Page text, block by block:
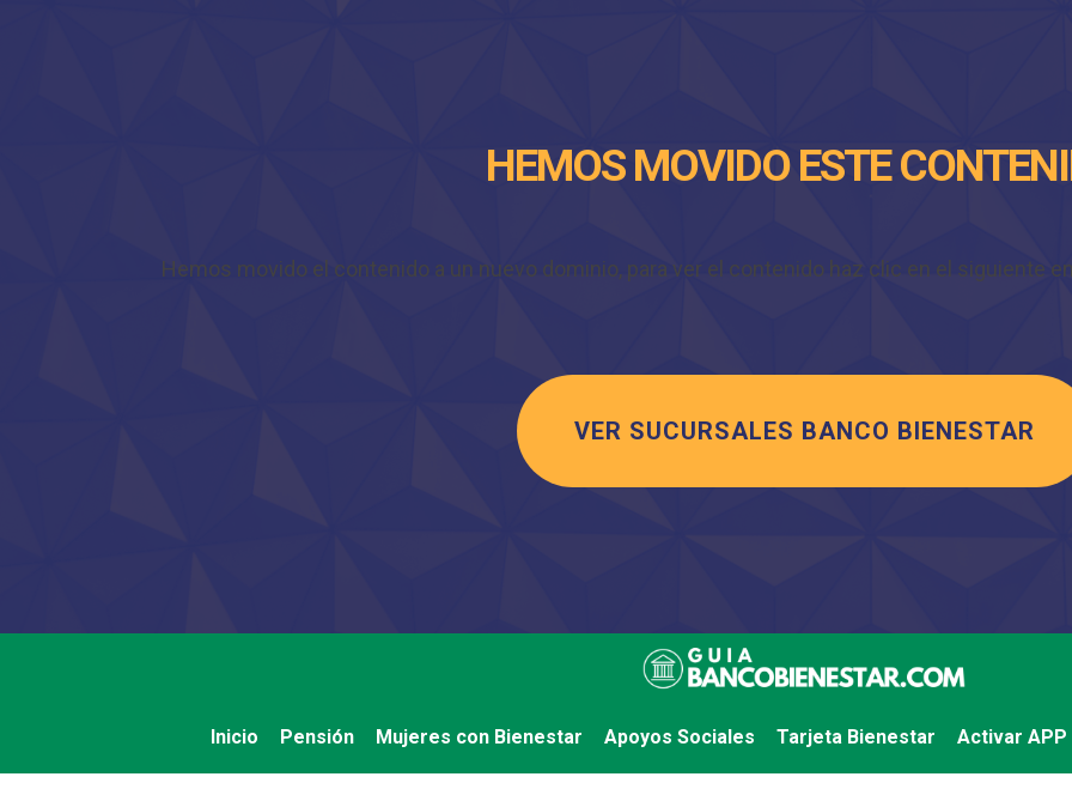
HEMOS MOVIDO ESTE
Hemos movido el contenido a un nuevo dominio, para ver el contenido haz clic en el siguiente
VER SUCURSALES BANCO BIENESTAR
Inicio Pensión Mujeres con Bienestar Apoyos Sociales Tarjeta Bienestar Activar APP